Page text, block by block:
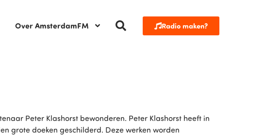
Over AmsterdamFM Radio maken?
Peter Klashorst bewonderen. Peter Klashorst heeft in
grote doeken geschilderd. Deze werken worden